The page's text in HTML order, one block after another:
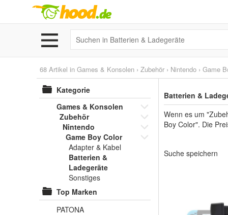
68 Artikel in Games & Konsolen › Zubehör › Nintendo › Game
Kategorie
Games & Konsolen
Zubehör
Nintendo
Game Boy Color
Adapter & Kabel
Batterien &
Ladegeräte
Sonstiges
Top Marken
PATONA
Batterien &
Wenn es um
Boy Color". Die
Suche speichern